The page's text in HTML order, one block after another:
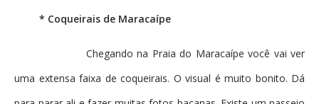
* Coqueirais de Maracaípe
Chegando na Praia do Maracaípe você vai ver
uma extensa faixa de coqueirais. O visual é muito bonito. Dá